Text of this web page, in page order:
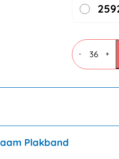
-
PP
Acryl
tape
Lownoise
+
Plakband